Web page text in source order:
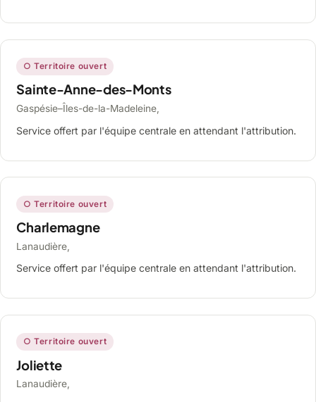
○ Territoire ouvert
Sainte-Anne-des-Monts
Gaspésie–Îles-de-la-Madeleine,
Service offert par l'équipe centrale en attendant l'attribution.
○ Territoire ouvert
Charlemagne
Lanaudière,
Service offert par l'équipe centrale en attendant l'attribution.
○ Territoire ouvert
Joliette
Lanaudière,